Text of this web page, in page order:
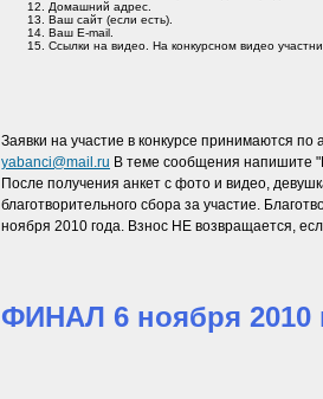
Домашний адрес.
Ваш сайт (если есть).
Ваш E-mail.
Ссылки на видео. На конкурсном видео
Заявки на участие в конкурсе принимаются по
yabanci@mail.ru В теме сообщения напишите
После получения анкет с фото и видео,
благотворительного сбора за участие.
ноября 2010 года. Взнос НЕ возвращается,
ФИНАЛ 6 ноября 2010